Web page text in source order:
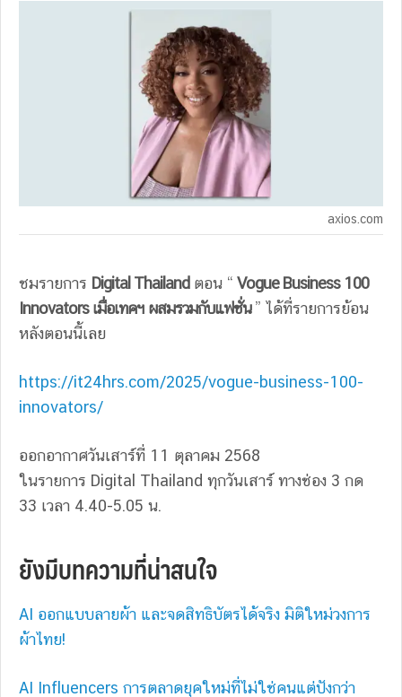
axios.com
ชมรายการ Digital Thailand ตอน “ Vogue Business 100
Innovators เมื่อเทคฯ ผสมรวมกับแฟชั่น” ได้ที่รายการย้อน
หลังตอนนี้เลย
https://it24hrs.com/2025/vogue-business-100-
innovators/
ออกอากาศวันเสาร์ที่ 11 ตุลาคม 2568
ในรายการ Digital Thailand ทุกวันเสาร์ ทางช่อง 3 กด
33 เวลา 4.40-5.05 น.
ยังมีบทความที่น่าสนใจ
AI ออกแบบลายผ้า และจดสิทธิบัตรได้จริง มิติใหม่วงการ
ผ้าไทย!
AI Influencers การตลาดยุคใหม่ที่ไม่ใช่คนแต่ปังกว่า